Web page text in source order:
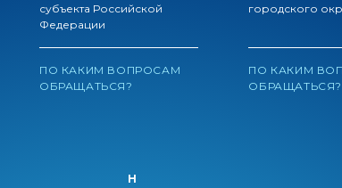
субъекта Российской
Федерации
ПО КАКИМ ВОПРОСАМ
ОБРАЩАТЬСЯ?
городского
ПО КАКИМ
ОБРАЩАТЬСЯ?
Н